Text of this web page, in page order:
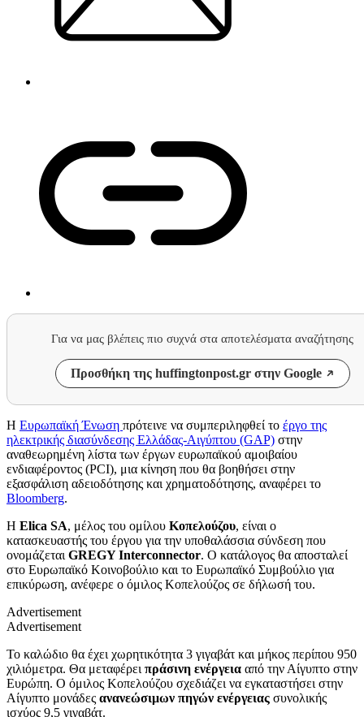
Για να μας βλέπεις πιο συχνά στα αποτελέσματα αναζήτησης
Προσθήκη της huffingtonpost.gr στην Google
Η Ευρωπαϊκή Ένωση πρότεινε να συμπεριληφθεί το έργο της
ηλεκτρικής διασύνδεσης Ελλάδας-Αιγύπτου (GAP) στην
αναθεωρημένη λίστα των έργων ευρωπαϊκού αμοιβαίου
ενδιαφέροντος (PCI), μια κίνηση που θα βοηθήσει στην
εξασφάλιση αδειοδότησης και χρηματοδότησης, αναφέρει το
Bloomberg.
Η Elica SA, μέλος του ομίλου Κοπελούζου, είναι ο
κατασκευαστής του έργου για την υποθαλάσσια σύνδεση που
ονομάζεται GREGY Interconnector. Ο κατάλογος θα αποσταλεί
στο Ευρωπαϊκό Κοινοβούλιο και το Ευρωπαϊκό Συμβούλιο για
επικύρωση, ανέφερε ο όμιλος Κοπελούζος σε δήλωσή του.
Advertisement
Advertisement
Το καλώδιο θα έχει χωρητικότητα 3 γιγαβάτ και μήκος περίπου 950
χιλιόμετρα. Θα μεταφέρει πράσινη ενέργεια από την Αίγυπτο στην
Ευρώπη. Ο όμιλος Κοπελούζου σχεδιάζει να εγκαταστήσει στην
Αίγυπτο μονάδες ανανεώσιμων πηγών ενέργειας συνολικής
ισχύος 9,5 γιγαβάτ.